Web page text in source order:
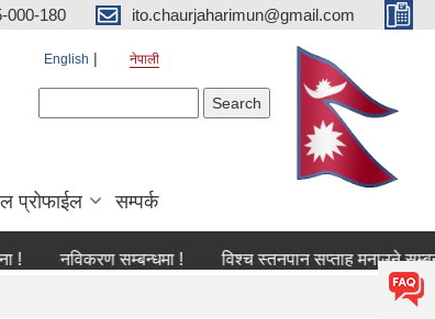
000-180 ito.chaurjaharimun@gmail.com
English नेपाली
प्रोफाईल सम्पर्क
सम्बन्धमा ! विश्च स्तनपान सप्ताह मनाउने सम्बन्धी सूचना